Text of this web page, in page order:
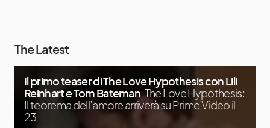
The Latest
Il primo teaser di The Love Hypothesis con Lili
Reinhart e Tom Bateman The Love Hypothesis:
Il teorema dell’amore arriverà su Prime Video il
23